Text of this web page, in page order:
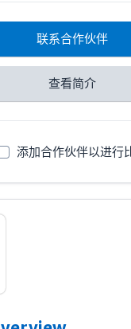
联系合作伙伴
查看简介
添加合作伙伴以进行